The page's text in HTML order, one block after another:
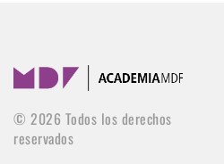
© 2026 Todos los derechos
reservados